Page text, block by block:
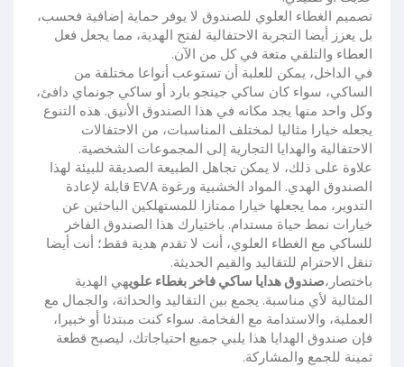
تصميم الغطاء العلوي للصندوق لا يوفر حماية إضافية فحسب،
بل يعزز أيضا التجربة الاحتفالية لفتح الهدية، مما يجعل فعل
العطاء والتلقي متعة في كل من الآن.
في الداخل، يمكن للعلبة أن تستوعب أنواعا مختلفة من
الساكي، سواء كان ساكي جينجو بارد أو ساكي جونماي دافئ،
وكل واحد منها يجد مكانه في هذا الصندوق الأنيق. هذه التنوع
يجعله خيارا مثاليا لمختلف المناسبات، من الاحتفالات
الاحتفالية والهدايا التجارية إلى المجموعات الشخصية.
علاوة على ذلك، لا يمكن تجاهل الطبيعة الصديقة للبيئة لهذا
الصندوق الهدي. المواد الخشبية ورغوة EVA قابلة لإعادة
التدوير، مما يجعلها خيارا ممتازا للمستهلكين الباحثين عن
خيارات نمط حياة مستدام. باختيارك هذا الصندوق الفاخر
للساكي مع الغطاء العلوي، أنت لا تقدم هدية فقط؛ أنت أيضا
تنقل الاحترام للتقاليد والقيم الحديثة.
باختصار،صندوق هدايا ساكي فاخر بغطاء علويهي الهدية
المثالية لأي مناسبة. يجمع بين التقاليد والحداثة، والجمال مع
العملية، والاستدامة مع الفخامة. سواء كنت مبتدئا أو خبيرا،
فإن صندوق الهدايا هذا يلبي جميع احتياجاتك، ليصبح قطعة
ثمينة للجمع والمشاركة.